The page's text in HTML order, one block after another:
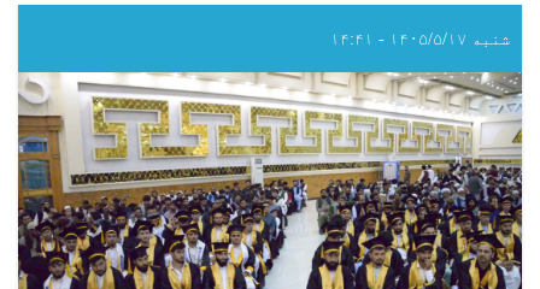
په
یو
ولایتونو
کې
د
مور
په
شیدو
د
تغذیې
نړیوالې
شنبه ۱۴۰۵/۵/۱۷ - ۱۴:۴۱